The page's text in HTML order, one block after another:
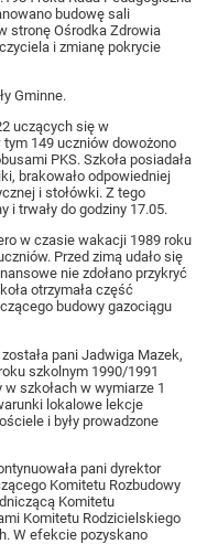
budowę sali
stronę Ośrodka Zdrowia
i zmianę pokrycie
Gminne.
uczących się w
tym 149 uczniów dowożono
PKS. Szkoła posiadała
brakowało odpowiedniej
i stołówki. Z tego
i trwały do godziny 17.05.
w czasie wakacji 1989 roku
Przed zimą udało się
nie zdołano przykryć
otrzymała część
budowy gazociągu
pani Jadwiga Mazek,
szkolnym 1990/1991
szkołach w wymiarze 1
lokalowe lekcje
i były prowadzone
pani dyrektor
Komitetu Rozbudowy
Komitetu
Komitetu Rodzicielskiego
W efekcie pozyskano